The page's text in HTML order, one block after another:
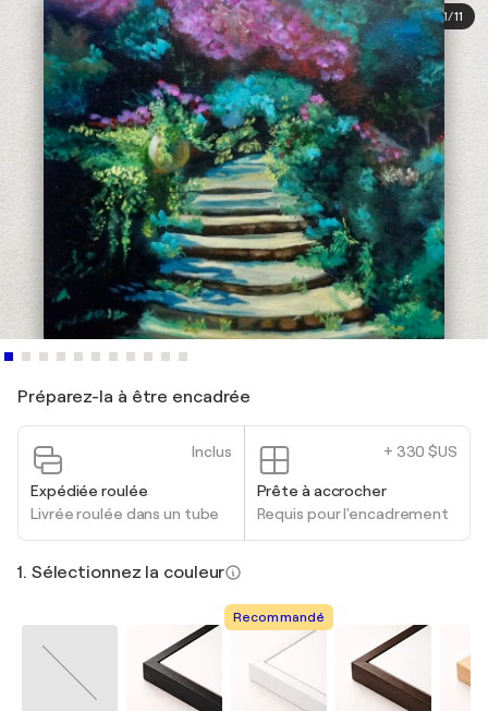
1/11
Préparez-la à être encadrée
Inclus
Expédiée roulée
Livrée roulée dans un tube
+ 330 $US
Prête à accrocher
Requis pour l'encadrement
1. Sélectionnez la couleur
Recommandé